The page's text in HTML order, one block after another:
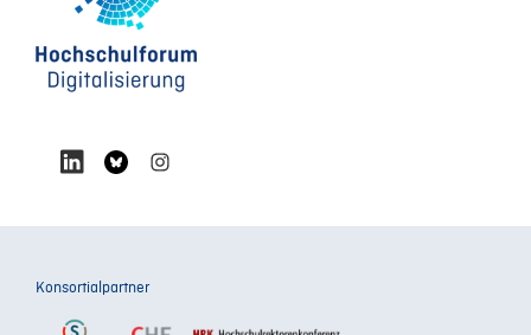
Konsortialpartner